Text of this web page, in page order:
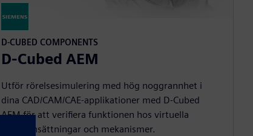
D-CUBED COMPONENTS
D-Cubed AEM
Utför rörelsesimulering med hög noggrannhet i
dina CAD/CAM/CAE-applikationer med D-Cubed
AEM för att verifiera funktionen hos virtuella
sammansättningar och mekanismer.